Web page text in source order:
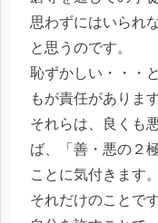
思わずにはいられ
と思うのです。
恥ずかしい・・・
もが責任があります
それらは、良くも
ば、「善・悪の２
ことに気付きます
それだけのことです